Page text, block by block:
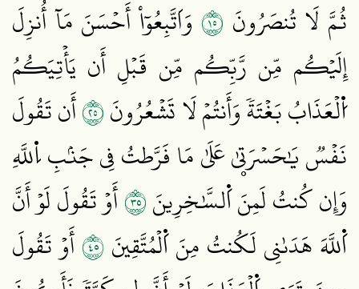
ثُمَّ لَا تُنصَرُونَ ٥١ وَاَتَّبِعُوٓاْ أَحۡسَنَ مَآ أُنزِلَ
إِلَيۡكُم مِّن رَّبِّكُم مِّن قَبۡلِ أَن يَأۡتِيَكُمُ
اُ۬لۡعَذَابُ بَغۡتَةٗ وَأَنتُمۡ لَا تَشۡعُرُونَ٥٢أَن تَقُولَ
نَفۡسٞ يَٰحَسۡرَتۭيٰ عَلَىٰ مَا فَرَّطتُ فِي جَنۢبِ اِ۬للَّهِ
وَإِن كُنتُ لَمِنَ اَ۬لسَّٰخِرِينَ٥٣أَوۡ تَقُولَ لَوۡ أَنَّ
اَ۬للَّهَ هَدَىٰنِي لَكُنتُ مِنَ اَ۬لۡمُتَّقِينَ٥٤أَوۡ تَقُولَ